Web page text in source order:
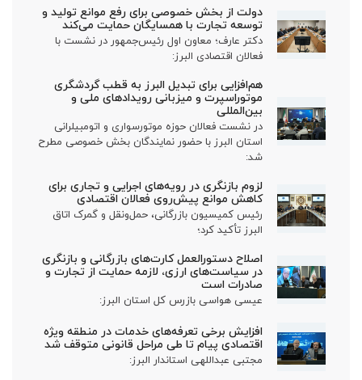
دولت از بخش خصوصی برای رفع موانع تولید و
توسعه تجارت با همسایگان حمایت می‌کند
دکتر عارف؛ معاون اول رئیس‌جمهور در نشست با
فعالان اقتصادی البرز:
هم‌افزایی برای تبدیل البرز به قطب گردشگری
موتوراسپرت و میزبانی رویدادهای ملی و
بین‌المللی
در نشست فعالان حوزه موتورسواری و اتومبیلرانی
استان البرز با حضور نمایندگان بخش خصوصی مطرح
شد:
لزوم بازنگری در رویه‌های اجرایی و تجاری برای
کاهش موانع پیش‌روی فعالان اقتصادی
رئیس کمیسیون بازرگانی، حمل‌ونقل و گمرک اتاق
البرز تأکید کرد؛
اصلاح دستورالعمل کارت‌های بازرگانی و بازنگری
در سیاست‌های ارزی، لازمه حمایت از تجارت و
صادرات است
عیسی هواسی بازرس کل استان البرز:
افزایش برخی تعرفه‌های خدمات در منطقه ویژه
اقتصادی پیام تا طی مراحل قانونی متوقف شد
مجتبی عبداللهی استاندار البرز: